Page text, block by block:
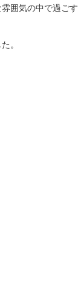
囲気の中で過ごす
。